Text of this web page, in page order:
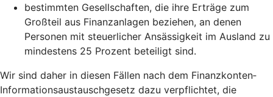
bestimmten Gesellschaften, die ihre Erträge zum
Großteil aus Finanzanlagen beziehen, an denen
Personen mit steuerlicher Ansässigkeit im Ausland zu
mindestens 25 Prozent beteiligt sind.
Wir sind daher in diesen Fällen nach dem Finanz­konten­
Informations­austausch­gesetz dazu verpflichtet, die